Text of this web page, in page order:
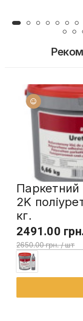
2K
кг.
2491.00
2650.00 грн. / шт